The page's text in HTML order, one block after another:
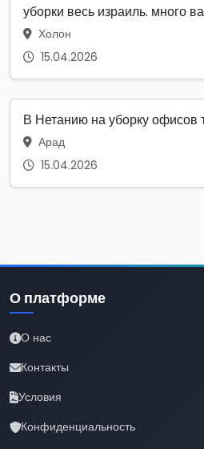
уборки весь израиль. много
Холон
15.04.2026
В Нетанию на уборку офисов
Арад
15.04.2026
О платформе
О нас
Контакты
Условия
Конфиденциальность